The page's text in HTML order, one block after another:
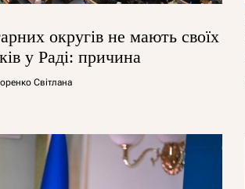
округів не мають своїх
у Раді: причина
Світлана